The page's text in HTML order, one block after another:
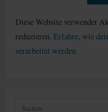
(optional)
Diese Website verwendet
reduzieren. Erfahre, wie
verarbeitet werden.